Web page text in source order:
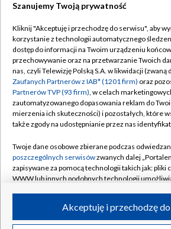
TVP
Abonament TVP
Emisja w TVP
Centrum informacji TVP
Naziemna Telewizja Cyfrowa
Rada Programowa
System NOS
Informacje o nadawcy
Program dla prasy
Regulamin TVP
Polityka
Moje zgody
Pomoc
Kontakt
Kanały
©2026 Telewizja Polska S.A.
Szanujemy Twoją prywatność
Kliknij "Akceptuję i przechodzę do serwisu", aby
korzystanie z technologii automatycznego
dostęp do informacji na Twoim urządzeniu
przechowywanie oraz na przetwarzanie Twoich
nas, czyli Telewizję Polską S.A. w likwidacji (zwaną
Zaufanych Partnerów z IAB* (1201 firm) oraz
Partnerów TVP (93 firm), w celach
zautomatyzowanego dopasowania reklam do
mierzenia ich skuteczności) i pozostałych, które
także zgody na udostępnianie przez nas
Twoje dane osobowe zbierane podczas
poszczególnych serwisówzwanych dalej
zapisywane za pomocą technologii takich jak: pliki
WWW lub innych podobnych technologii
ruchu w Internecie.Akceptuję i przechodzę